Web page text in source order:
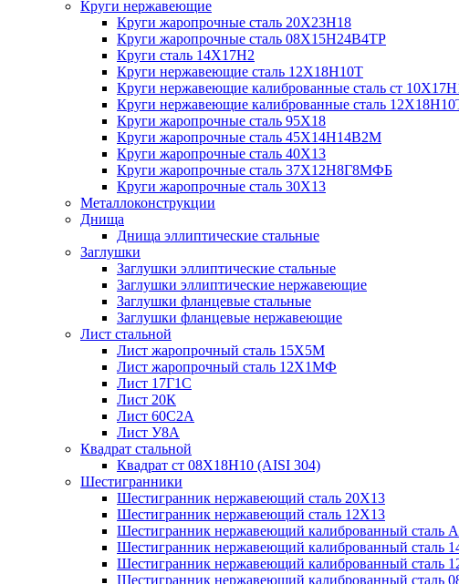
Круги нержавеющие
Круги жаропрочные сталь 20Х23Н18
Круги жаропрочные сталь 08Х15Н24В4ТР
Круги сталь 14Х17Н2
Круги нержавеющие сталь 12Х18Н10Т
Круги нержавеющие калиброванные сталь ст
Круги нержавеющие калиброванные сталь
Круги жаропрочные сталь 95Х18
Круги жаропрочные сталь 45Х14Н14В2М
Круги жаропрочные сталь 40Х13
Круги жаропрочные сталь 37Х12Н8Г8МФБ
Круги жаропрочные сталь 30Х13
Металлоконструкции
Днища
Днища эллиптические стальные
Заглушки
Заглушки эллиптические стальные
Заглушки эллиптические нержавеющие
Заглушки фланцевые стальные
Заглушки фланцевые нержавеющие
Лист стальной
Лист жаропрочный сталь 15Х5М
Лист жаропрочный сталь 12Х1МФ
Лист 17Г1С
Лист 20К
Лист 60С2А
Лист У8А
Квадрат стальной
Квадрат ст 08Х18Н10 (AISI 304)
Шестигранники
Шестигранник нержавеющий сталь 20Х13
Шестигранник нержавеющий сталь 12Х13
Шестигранник нержавеющий калиброванный сталь
Шестигранник нержавеющий калиброванный сталь
Шестигранник нержавеющий калиброванный сталь
Шестигранник нержавеющий калиброванный сталь